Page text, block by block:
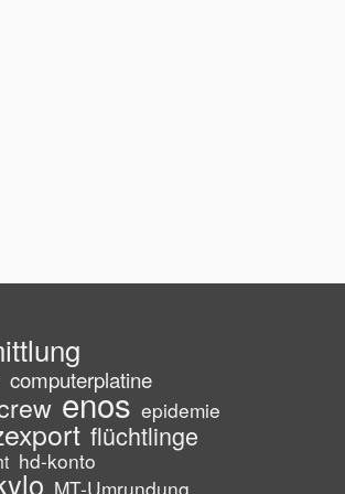
computerplatine
enos epidemie
flüchtlinge
hd-konto
MT-Umrundung